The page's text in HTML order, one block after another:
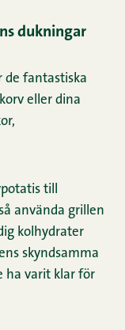
dukningar
de fantastiska
eller dina
till
använda grillen
kolhydrater
skyndsamma
ha varit klar för